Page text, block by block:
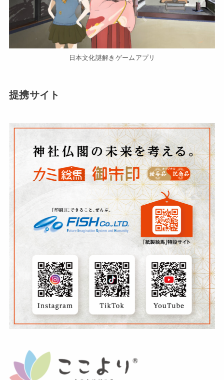
日本文化謎解きゲームアプリ
提携サイト